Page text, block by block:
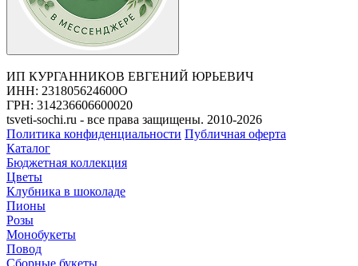
ИП КУРГАННИКОВ ЕВГЕНИЙ ЮРЬЕВИЧ
ИНН: 231805624600О
ГРН: 314236606600020
tsveti-sochi.ru - все права защищены. 2010-2026
Политика конфиденциальности Публичная оферта
Каталог
Бюджетная коллекция
Цветы
Клубника в шоколаде
Пионы
Розы
Монобукеты
Повод